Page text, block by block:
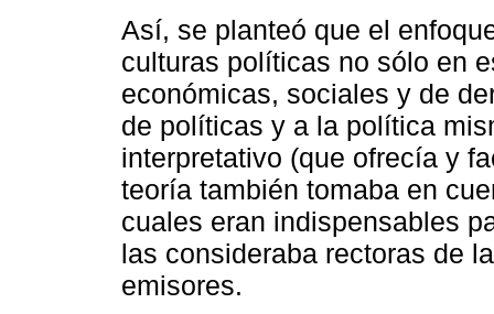
Así, se planteó que el
culturas políticas no sólo en
económicas, sociales y de
de políticas y a la política
interpretativo (que ofrecía y
teoría también tomaba en
cuales eran indispensables
las consideraba rectoras de
emisores.